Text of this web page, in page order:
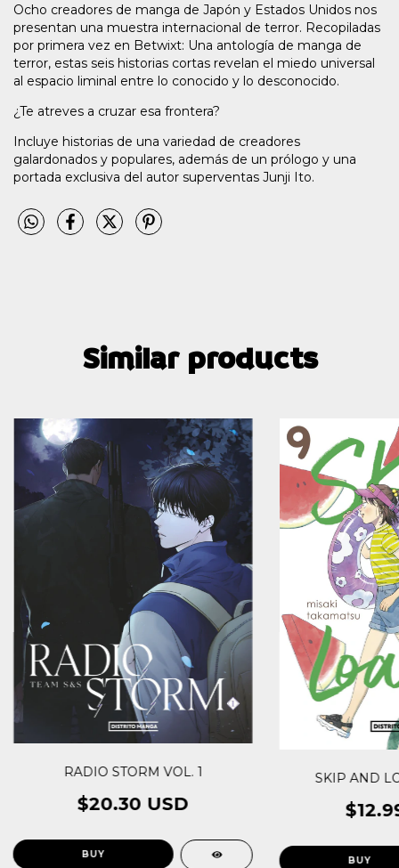
Ocho creadores de manga de Japón y Estados Unidos nos
presentan una muestra internacional de terror. Recopiladas
por primera vez en Betwixt: Una antología de manga de
terror, estas seis historias cortas revelan el miedo universal
al espacio liminal entre lo conocido y lo desconocido.
¿Te atreves a cruzar esa frontera?
Incluye historias de una variedad de creadores
galardonados y populares, además de un prólogo y una
portada exclusiva del autor superventas Junji Ito.
Similar products
RADIO STORM VOL. 1
$20.30 USD
SKIP AND